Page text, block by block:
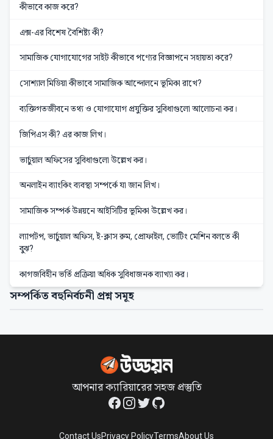
কীভাবে কাজ করে?
এক্স-এর বিশেষ বৈশিষ্ট্য কী?
সামাজিক যোগাযোগের সাইট কীভাবে পণ্যের বিজ্ঞাপনে সহায়তা করে?
সোশ্যাল মিডিয়া কীভাবে সামাজিক আন্দোলনে ভূমিকা রাখে?
ব্যক্তিগতজীবনে তথ্য ও যোগাযোগ প্রযুক্তির সুবিধাগুলো আলোচনা কর।
জিপিএস কী? এর কাজ লিখ।
ভার্চুয়াল অফিসের সুবিধাগুলো উল্লেখ কর।
অনলাইন ব্যাংকিং ব্যবস্থা সম্পর্কে যা জান লিখ।
সামাজিক সম্পর্ক উন্নয়নে আইসিটির ভূমিকা উল্লেখ কর।
ল্যাপটপ, ভার্চুয়াল অফিস, ই-ক্লাস রুম, প্রোফাইল, ভোটিং মেশিন বলতে কী
বুঝ?
কাগজবিহীন ভর্তি প্রক্রিয়া অধিক সুবিধাজনক ব্যাখ্যা কর।
সম্পর্কিত বহুনির্বচনী প্রশ্ন সমূহ
আপনার ক্যারিয়ারের সহজ প্রস্তুতি
Facebook
Instagram
TwitterGitHub
Contact UsPrivacy PolicyTermsAbout Us